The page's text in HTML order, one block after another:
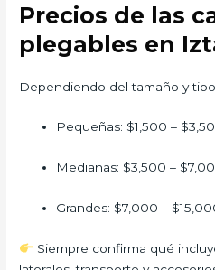
Precios de las
plegables en
Dependiendo del tamaño y
Pequeñas: $1,500 –
Medianas: $3,500 –
Grandes: $7,000 –
Siempre confirma qué